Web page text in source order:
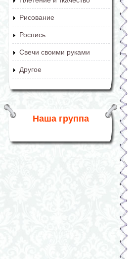
Рисование
Роспись
Свечи своими руками
Другое
Наша группа